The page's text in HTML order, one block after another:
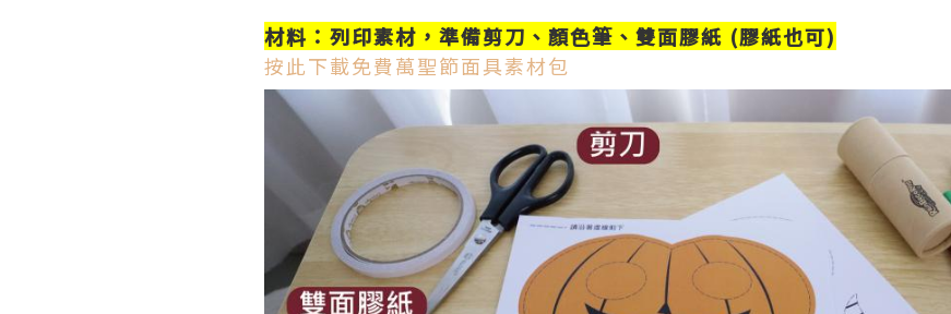
材料：列印素材，準備剪刀、顏色筆、雙面膠紙 (膠紙也可)
按此下載免費萬聖節面具素材包